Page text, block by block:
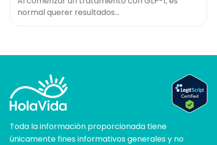
normal querer resultados...
Toda la información proporcionada tiene
únicamente fines informativos generales y no